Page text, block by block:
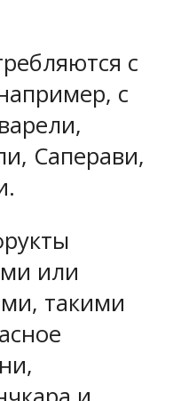
с
с
Саперави,
или
такими